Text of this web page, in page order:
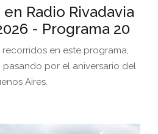
Radio Rivadavia
- Programa 20
en este programa,
pasando por el aniversario del
Aires.